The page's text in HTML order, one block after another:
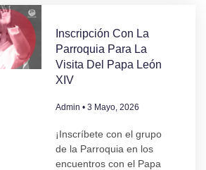
Inscripción Con La
Parroquia Para La
Visita Del Papa León
XIV
Admin 3 Mayo, 2026
¡Inscríbete con el grupo
de la Parroquia en los
encuentros con el Papa